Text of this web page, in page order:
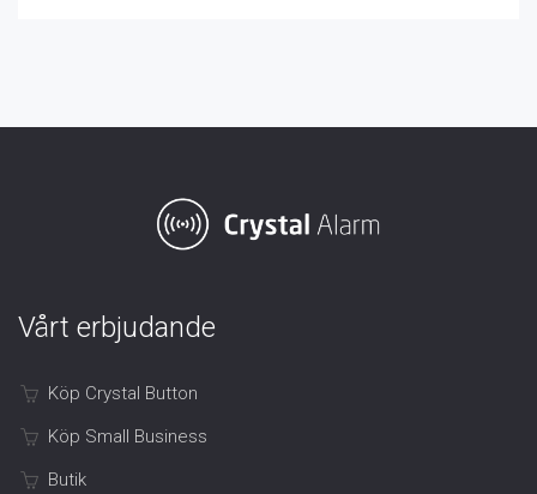
Vårt erbjudande
Köp Crystal Button
Köp Small Business
Butik